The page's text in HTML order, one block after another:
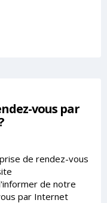
vous par
de rendez-vous
de notre
par Internet